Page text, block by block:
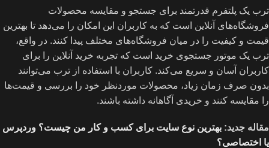
ترب یک پلتفرم قدرتمند برای جستجو و مقایسه محصولات
فروشگاه‌های آنلاین است که به کاربران این امکان را می‌دهد تا بهترین
قیمت و کیفیت را در میان فروشگاه‌های مختلف پیدا کنند. در واقع،
ترب یک موتور جستجوی خرید است که تجربه خرید آنلاین را برای
کاربران آسان و سریع می‌کند. کاربران با استفاده از ترب می‌توانند
بدون صرف زمان زیاد، محصولات موردنظر خود را بررسی و قیمت‌ها
را مقایسه کنند و خریدی آگاهانه داشته باشند.
مقاله جدید: بهترین نوع سایت برای کسب و کار من چیست؟ وردپرس
یا اختصاصی؟